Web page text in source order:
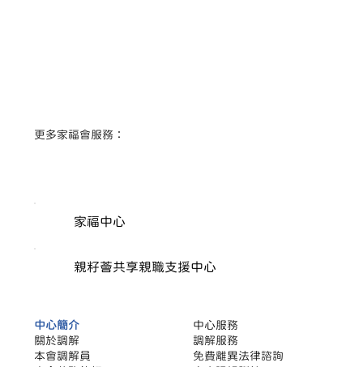
​更多家福會服務：
家福中心
親籽薈共享親職支援中心
中心簡介
關於調解
本會調解員
中心服務
調解服務
​免費離異法律諮詢